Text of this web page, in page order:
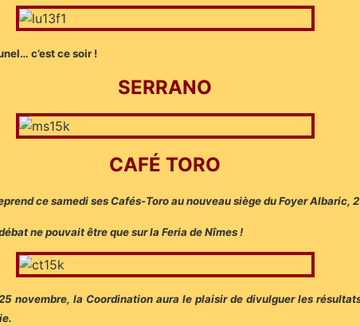
c’est ce soir !
SERRANO
CAFÉ TORO
ce samedi ses Cafés-Toro au nouveau siège du Foyer Albaric,
ne pouvait être que sur la Feria de Nîmes !
novembre, la Coordination aura le plaisir de divulguer les